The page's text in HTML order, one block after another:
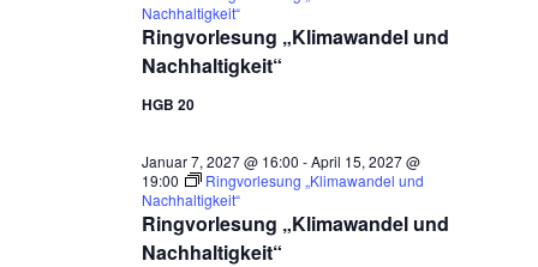
Ringvorlesung „Klimawandel und
Nachhaltigkeit“
Nachhaltigkeit“
HGB 20
Ringvorlesung „Klimawandel und
Nachhaltigkeit“
Januar 7, 2027 @ 16:00 -April 15, 2027 @
19:00
Ringvorlesung „Klimawandel und
Nachhaltigkeit“